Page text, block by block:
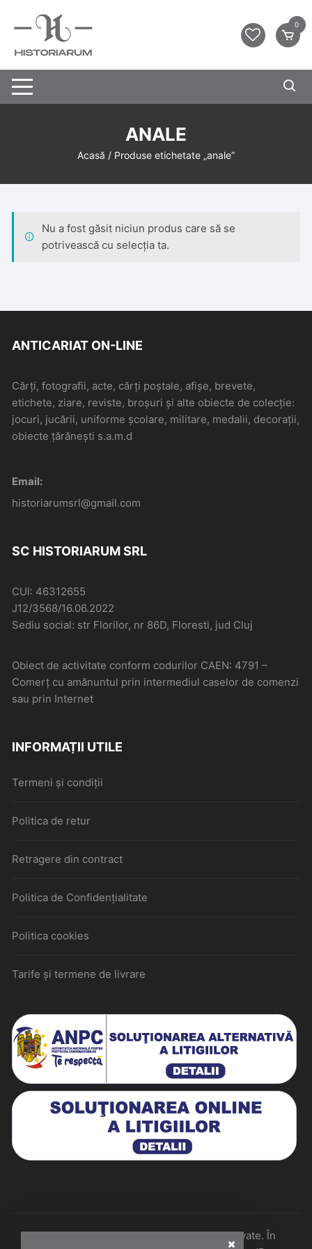
0
ANALE
Acasă / Produse etichetate „anale”
Nu a fost găsit niciun produs care să se
potrivească cu selecția ta.
ANTICARIAT ON-LINE
Cărți, fotografii, acte, cărți poștale, afișe, brevete,
etichete, ziare, reviste, broșuri și alte obiecte de colecție:
jocuri, jucării, uniforme școlare, militare, medalii, decorații,
obiecte țărănești s.a.m.d
Email:
historiarumsrl@gmail.com
SC HISTORIARUM SRL
CUI: 46312655
J12/3568/16.06.2022
Sediu social: str Florilor, nr 86D, Floresti, jud Cluj
Obiect de activitate conform codurilor CAEN: 4791 –
Comerţ cu amănuntul prin intermediul caselor de comenzi
sau prin Internet
INFORMAȚII UTILE
Termeni și condiții
Politica de retur
Retragere din contract
Politica de Confidențialitate
Politica cookies
Tarife și termene de livrare
Historiarum 2026 - Toate drepturile rezervate. În